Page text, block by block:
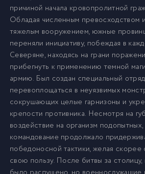
причиной начала кровопролитной
Обладая численным превосходством
тяжелым вооружением, южные
переняли инициативу, побеждая в
Северяне, находясь на грани
прибегнуть к применению темной
армию. Был создан специальный
перевоплощаться в неуязвимых
сокрушающих целые гарнизоны и
крепости противника. Несмотря на
воздействие на организм
командование продолжало
победоносной тактики, желая скорее
свою пользу. После битвы за